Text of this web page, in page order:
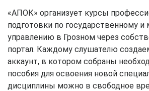
«АПОК» организует курсы
подготовки по государственному и
управлению в Грозном через
портал. Каждому слушателю
аккаунт, в котором собраны
пособия для освоения новой
дисциплины можно в свободное